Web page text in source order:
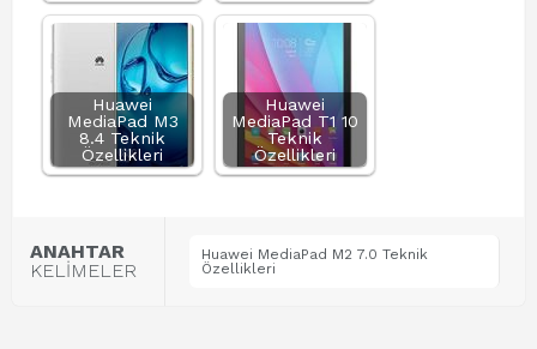
Huawei
MediaPad M3
8.4 Teknik
Özellikleri
Huawei
MediaPad T1 10
Teknik
Özellikleri
ANAHTAR
KELİMELER
Huawei MediaPad M2 7.0 Teknik
Özellikleri